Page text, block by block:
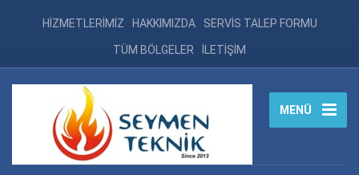
HİZMETLERİMİZ HAKKIMIZDA SERVİS TALEP FORMU
TÜM BÖLGELER İLETİŞİM
MENÜ